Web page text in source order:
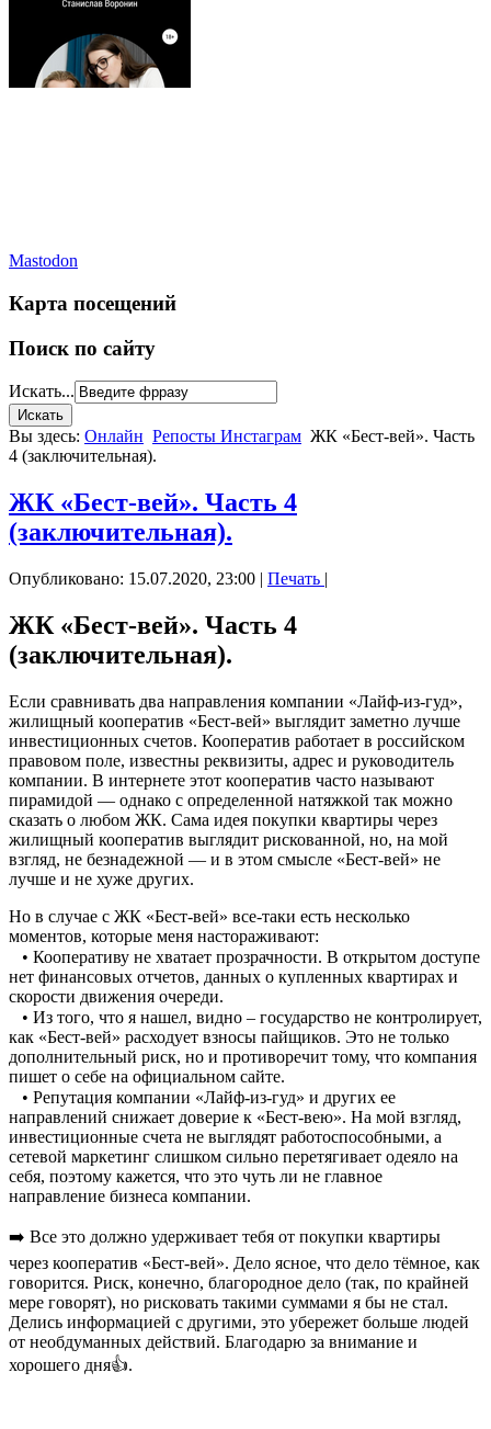
Mastodon
Карта посещений
Поиск по сайту
Искать...
Вы здесь: Онлайн Репосты Инстаграм ЖК «Бест-вей». Часть
4 (заключительная).
ЖК «Бест-вей». Часть 4
(заключительная).
Опубликовано: 15.07.2020, 23:00 | Печать |
ЖК «Бест-вей». Часть 4
(заключительная).
Если сравнивать два направления компании «Лайф-из-гуд»,
жилищный кооператив «Бест-вей» выглядит заметно лучше
инвестиционных счетов. Кооператив работает в российском
правовом поле, известны реквизиты, адрес и руководитель
компании. В интернете этот кооператив часто называют
пирамидой — однако с определенной натяжкой так можно
сказать о любом ЖК. Сама идея покупки квартиры через
жилищный кооператив выглядит рискованной, но, на мой
взгляд, не безнадежной — и в этом смысле «Бест-вей» не
лучше и не хуже других.
Но в случае с ЖК «Бест-вей» все-таки есть несколько
моментов, которые меня настораживают:
⠀• Кооперативу не хватает прозрачности. В открытом доступе
нет финансовых отчетов, данных о купленных квартирах и
скорости движения очереди.
⠀• Из того, что я нашел, видно – государство не контролирует,
как «Бест-вей» расходует взносы пайщиков. Это не только
дополнительный риск, но и противоречит тому, что компания
пишет о себе на официальном сайте.
⠀• Репутация компании «Лайф-из-гуд» и других ее
направлений снижает доверие к «Бест-вею». На мой взгляд,
инвестиционные счета не выглядят работоспособными, а
сетевой маркетинг слишком сильно перетягивает одеяло на
себя, поэтому кажется, что это чуть ли не главное
направление бизнеса компании.
➡️ Все это должно удерживает тебя от покупки квартиры
через кооператив «Бест-вей». Дело ясное, что дело тёмное, как
говорится. Риск, конечно, благородное дело (так, по крайней
мере говорят), но рисковать такими суммами я бы не стал.
Делись информацией с другими, это убережет больше людей
от необдуманных действий. Благодарю за внимание и
хорошего дня👍.